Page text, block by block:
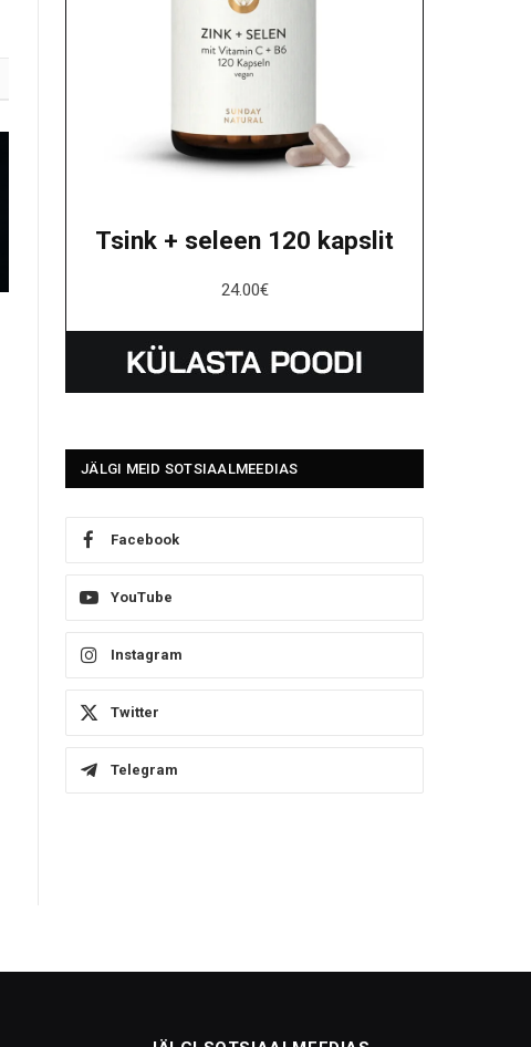
Tsink + seleen 120 kapslit
24.00€
JÄLGI MEID SOTSIAALMEEDIAS
Facebook
YouTube
Instagram
Twitter
Telegram